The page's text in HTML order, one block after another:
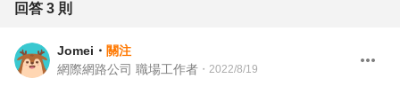
回答 3 則
Jomei ・ 關注
網際網路公司 職場工作者 ・ 2022/8/19